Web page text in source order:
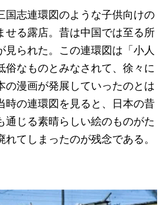
国志連環図のような子供向けの
せる露店。昔は中国では至る所
見られた。この連環図は「小人
俗なものとみなされて、徐々に
の漫画が発展していったのとは
時の連環図を見ると、日本の昔
通じる素晴らしい絵のものがた
れてしまったのが残念である。